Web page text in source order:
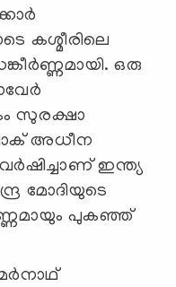
കശ്മീരിലെ
ഒരു
സുരക്ഷാ
അധീന
ഇന്ത്യ
മോദിയുടെ
പുകഞ്ഞ്